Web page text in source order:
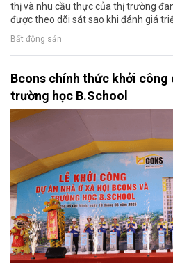
thị và nhu cầu thực của thị trường
được theo dõi sát sao khi đánh giá
Bất động sản
Bcons chính thức khởi công
trường học B.School